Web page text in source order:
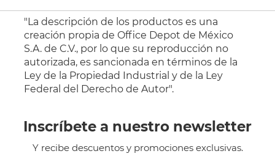
"La descripción de los productos es una
creación propia de Office Depot de México
S.A. de C.V., por lo que su reproducción no
autorizada, es sancionada en términos de la
Ley de la Propiedad Industrial y de la Ley
Federal del Derecho de Autor".
Inscríbete a nuestro newsletter
Y recibe descuentos y promociones exclusivas.